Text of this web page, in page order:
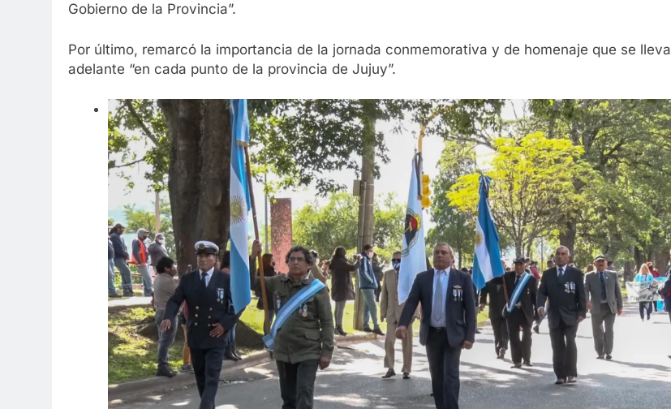
Gobierno de la Provincia”.
Por último, remarcó la importancia de la jornada conmemorativa y de homenaje que se lleva
adelante “en cada punto de la provincia de Jujuy”.